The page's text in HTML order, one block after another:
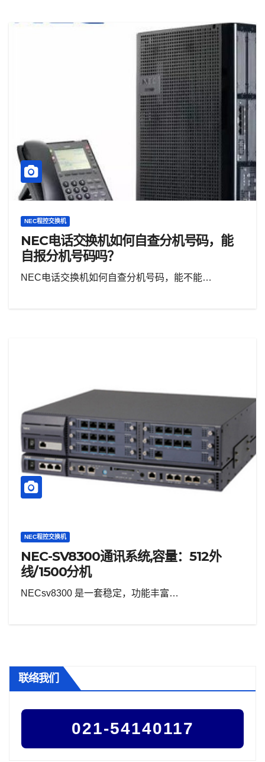
NEC程控交换机
NEC电话交换机如何自查分机号码，能
自报分机号码吗？
NEC电话交换机如何自查分机号码，能不能…
NEC程控交换机
NEC-SV8300通讯系统,容量：512外
线/1500分机
NECsv8300 是一套稳定，功能丰富…
联络我们
021-54140117